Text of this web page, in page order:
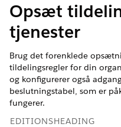
Opsæt
tjenester
Brug det forenklede
tildelingsregler for din
og konfigurerer også
beslutningstabel, som er
fungerer.
EDITIONSHEADING